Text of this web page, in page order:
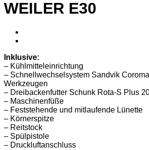
WEILER E30
Inklusive:
– Kühlmitteleinrichtung
– Schnellwechselsystem Sandvik
Werkzeugen
– Dreibackenfutter Schunk Rota-S Plus
– Maschinenfüße
– Feststehende und mitlaufende Lünette
– Körnerspitze
– Reitstock
– Spülpistole
– Druckluftanschluss